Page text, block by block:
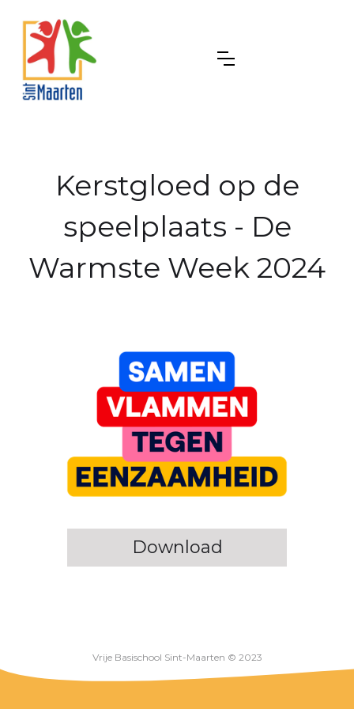
Kerstgloed op de
speelplaats - De
Warmste Week 2024
Download
Vrije Basischool Sint-Maarten © 2023